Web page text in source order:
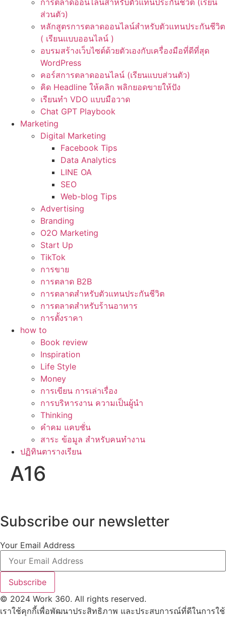
การตลาดออนไลน์สำหรับตัวแทนประกันชีวิต (เรียน
ส่วนตัว)
หลักสูตรการตลาดออนไลน์สำหรับตัวแทนประกันชีวิต
( เรียนแบบออนไลน์ )
อบรมสร้างเว็บไซต์ด้วยตัวเองกับเครื่องมือที่ดีที่สุด
WordPress
คอร์สการตลาดออนไลน์ (เรียนแบบส่วนตัว)
คิด Headline ให้คลิก พลิกยอดขายให้ปัง
เรียนทำ VDO แบบมือวาด
Chat GPT Playbook
Marketing
Digital Marketing
Facebook Tips
Data Analytics
LINE OA
SEO
Web-blog Tips
Advertising
Branding
O2O Marketing
Start Up
TikTok
การขาย
การตลาด B2B
การตลาดสำหรับตัวแทนประกันชีวิต
การตลาดสำหรับร้านอาหาร
การตั้งราคา
how to
Book review
Inspiration
Life Style
Money
การเขียน การเล่าเรื่อง
การบริหารงาน ความเป็นผู้นำ
Thinking
คำคม แคบชั่น
สาระ ข้อมูล สำหรับคนทำงาน
ปฏิทินตารางเรียน
A16
Subscribe our newsletter
Your Email Address
Subscribe
© 2024 Work 360. All rights reserved.
เราใช้คุกกี้เพื่อพัฒนาประสิทธิภาพ และประสบการณ์ที่ดีในการใช้